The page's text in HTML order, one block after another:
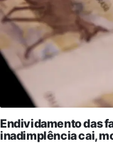
Endividamento das
inadimplência cai,